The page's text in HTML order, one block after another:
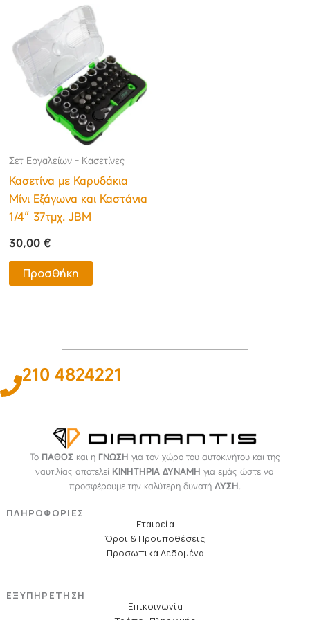
Σετ Εργαλείων - Κασετίνες
Κασετίνα με Καρυδάκια
Μίνι Εξάγωνα και Καστάνια
1/4″ 37τμχ. JBM
30,00€
Προσθήκη
210 4824221
Το ΠΑΘΟΣκαι η ΓΝΩΣΗ για τον χώρο του αυτοκινήτου και της
ναυτιλίας αποτελεί ΚΙΝΗΤΗΡΙΑ ΔΥΝΑΜΗ για εμάς ώστε να
προσφέρουμε την καλύτερη δυνατή ΛΥΣΗ.
ΠΛΗΡΟΦΟΡΙΕΣ
Εταιρεία
Όροι & Προϋποθέσεις
Προσωπικά Δεδομένα
ΕΞΥΠΗΡΕΤΗΣΗ
Επικοινωνία